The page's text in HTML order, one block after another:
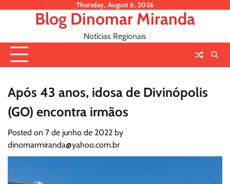
Thursday, August 6, 2026
Blog Dinomar Miranda
Notícias Regionais
Após 43 anos, idosa de Divinópolis
(GO) encontra irmãos
Posted on 7 de junho de 2022 by
dinomarmiranda@yahoo.com.br